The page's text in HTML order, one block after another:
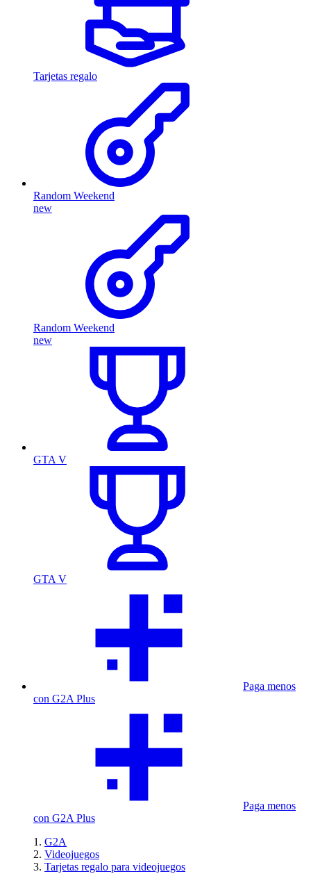
Tarjetas regalo
Random Weekend
new
Random Weekend
new
GTA V
GTA V
Paga menos
con G2A Plus
Paga menos
con G2A Plus
G2A
Videojuegos
Tarjetas regalo para videojuegos